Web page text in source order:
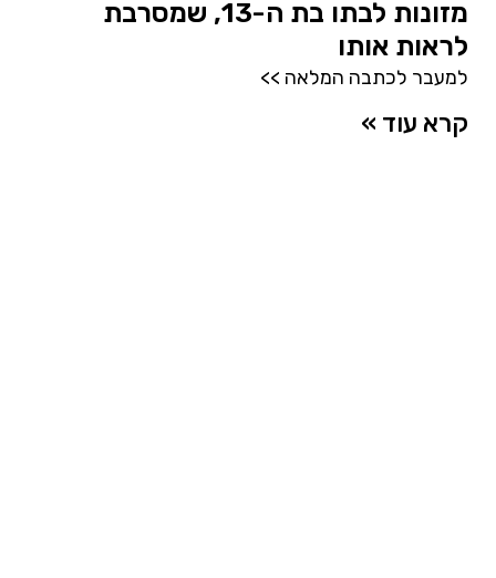
מזונות לבתו בת ה-13, שמסרבת
לראות אותו
למעבר לכתבה המלאה >>
קרא עוד »